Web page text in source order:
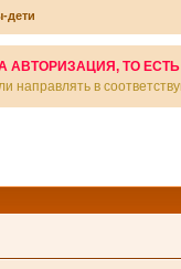
дети
ТО
направлять в